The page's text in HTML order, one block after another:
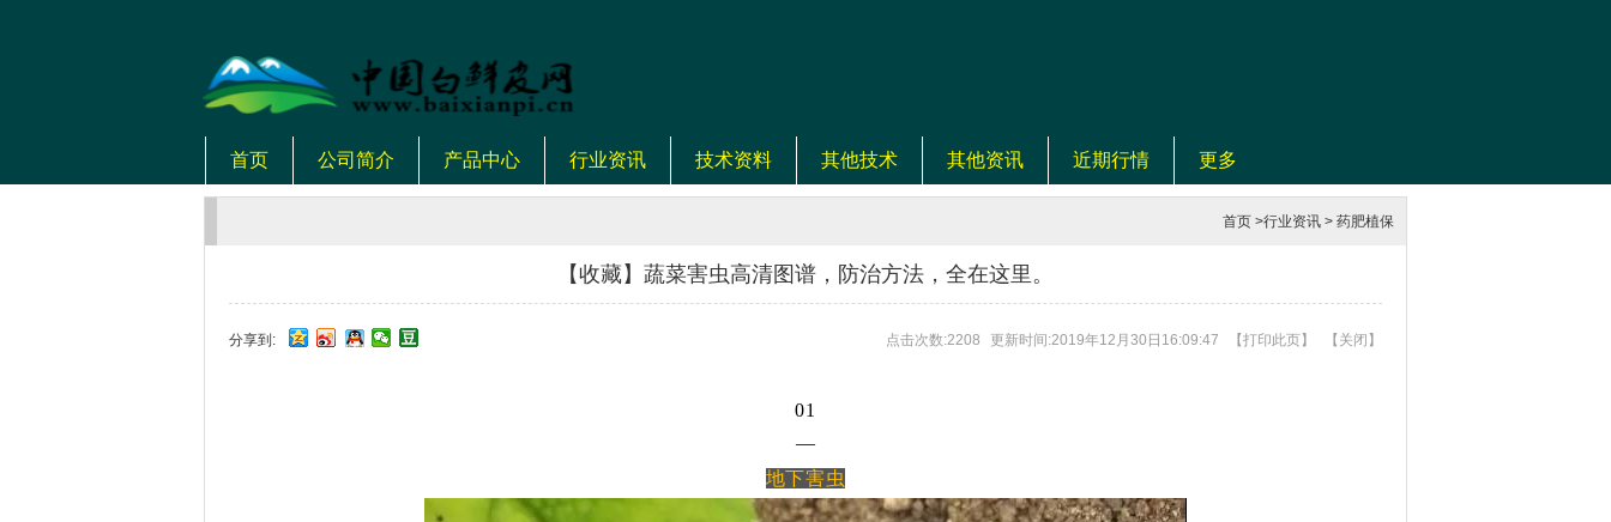
首页 公司简介 产品中心 行业资讯 技术资料 其他技术 其他资讯 近期行情 更多
首页 >行业资讯 > 药肥植保
【收藏】蔬菜害虫高清图谱，防治方法，全在这里。
分享到: 点击次数:2208 更新时间:2019年12月30日16:09:47 【打印此页】 【 关闭 】
01
—
地下害虫